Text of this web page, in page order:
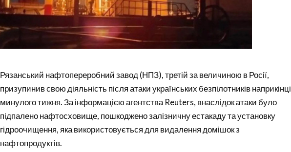
Рязанський нафтопереробний завод (НПЗ), третій за величиною в Росії,
призупинив свою діяльність після атаки українських безпілотників наприкінці
минулого тижня. За інформацією агентства Reuters, внаслідок атаки було
підпалено нафтосховище, пошкоджено залізничну естакаду та установку
гідроочищення, яка використовується для видалення домішок з
нафтопродуктів.